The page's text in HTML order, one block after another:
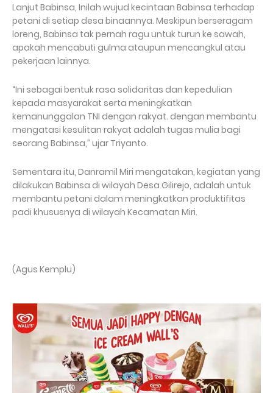
Lanjut Babinsa, Inilah wujud kecintaan Babinsa terhadap
petani di setiap desa binaannya. Meskipun berseragam
loreng, Babinsa tak pernah ragu untuk turun ke sawah,
apakah mencabuti gulma ataupun mencangkul atau
pekerjaan lainnya.
“Ini sebagai bentuk rasa solidaritas dan kepedulian
kepada masyarakat serta meningkatkan
kemanunggalan TNI dengan rakyat. dengan membantu
mengatasi kesulitan rakyat adalah tugas mulia bagi
seorang Babinsa,” ujar Triyanto.
Sementara itu, Danramil Miri mengatakan, kegiatan yang
dilakukan Babinsa di wilayah Desa Gilirejo, adalah untuk
membantu petani dalam meningkatkan produktifitas
padi khususnya di wilayah Kecamatan Miri.
(Agus Kemplu)